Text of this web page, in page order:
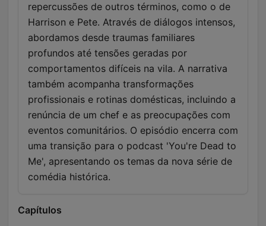
repercussões de outros términos, como o de
Harrison e Pete. Através de diálogos intensos,
abordamos desde traumas familiares
profundos até tensões geradas por
comportamentos difíceis na vila. A narrativa
também acompanha transformações
profissionais e rotinas domésticas, incluindo a
renúncia de um chef e as preocupações com
eventos comunitários. O episódio encerra com
uma transição para o podcast 'You're Dead to
Me', apresentando os temas da nova série de
comédia histórica.
Capítulos